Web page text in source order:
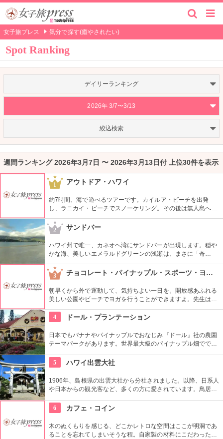
女子旅プレス 気分で探す(癒やされたい)
Spot Ranking
デイリーランキング
2026年 3/7〜3/13
絞込検索
週間ランキング 2026年3月7日 〜 2026年3月13日付 上位30件を表示
1 アウトドア・ハワイ
約7時間、海で遊べるツアーです。カイルア・ビーチを出発
し、ラニカイ・ビーチでスノーケリング。その後は無人島へゴ
ー！スカヌーをこぎながら、どこまでも続く美しい海を満喫で
きます。日本語スタッフもいますし、送迎やランチもついてい
ます。
2 サンドバー
ハワイ州で唯一、カネオヘ湾にサンドバーが出現します。穏や
かな海、美しいエメラルドグリーンの浅瀬は、まさに「奇
跡」。船に乗ってサンドバーへ出かけることができる現地ツア
ーが組まれているので、ぜひ利用してみて。
3 チョコレート・パイナップル・スポーツ・ヨガ・スタジオ
朝早くから外で運動して、気持ちよい一日を。開放感あふれる
美しい公園やビーチでヨガを行うことができますよ。先生は日
本語もOKです。毎週水曜日の夕方、ワイキキビーチウォークの
芝生エリアで無料のヨガレッスンも行っているので、初心者は
4 ドール・プランテーション
日本でもバナナやパイナップルでおなじみ『ドール』社の農園
テーマパークがあります。世界最大級のパイナップル畑ででき
めるアトラクションがあります。カワイイお土産もいっぱい。
5 ハワイ出雲大社
1906年、島根県の出雲大社から分社されました。以降、日系人
や日本からの観光客など、多くの方に愛されています。鳥居や
りそう。日本とハワイで2度お祈りされたお守りも好評です。
6 カフェ・コイン
木のぬくもりを感じる、どこかレトロな空間はここが明洞であ
ることを忘れてしまいそうな程。自家製の材料にこだわったカ